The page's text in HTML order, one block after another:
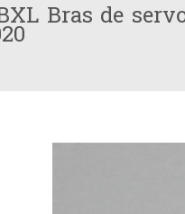
Bras de